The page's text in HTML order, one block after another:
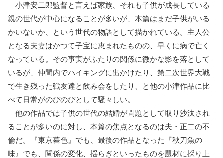
小津安二郎監督と言えば家族、それも子供が成長している
親の世代が中心になることが多いが、本篇はまだ子供がいる
かいないか、という世代の物語として描かれている。主人公
となる夫妻はかつて子宝に恵まれたものの、早くに病で亡く
なっている。その事実がふたりの関係に微かな影を落として
いるが、仲間内でハイキングに出かけたり、第二次世界大戦
で生き残った戦友達と飲み会をしたり、と他の小津作品に比
べて日常がのびのびとして騒々しい。
他の作品では子供の世代の結婚が問題として取り沙汰され
ることが多いのに対し、本篇の焦点となるのは夫・正二の不
倫だ。『東京暮色』でも、最後の作品となった『秋刀魚の
味』でも、関係の変化、揺らぎといったものを題材に採り上